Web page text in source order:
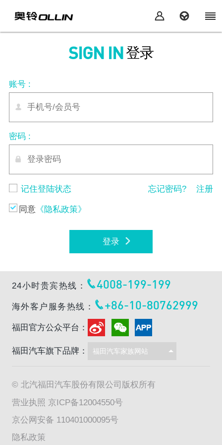
SIGN IN 登录
账号 :
密码 :
记住登陆状态 注册
忘记密码?
同意 《隐私政策》
登录
24小时贵宾热线： 4008-199-199
海外客户服务热线： +86-10-80762999
福田官方公众平台：
福田汽车旗下品牌：
© 北汽福田汽车股份有限公司版权所有
营业执照 京ICP备12004550号
京公网安备 110401000095号
隐私政策